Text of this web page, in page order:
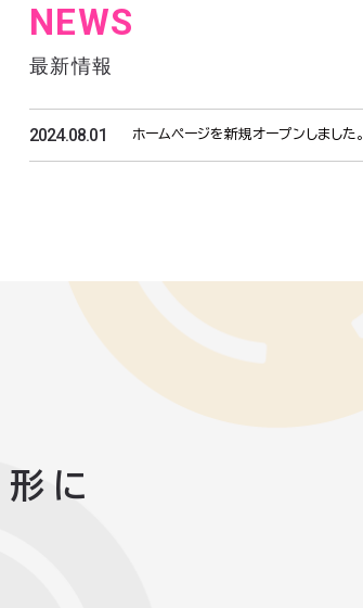
NEWS
最新情報
2024.08.01 ホームページを新規オープンしました。
形に